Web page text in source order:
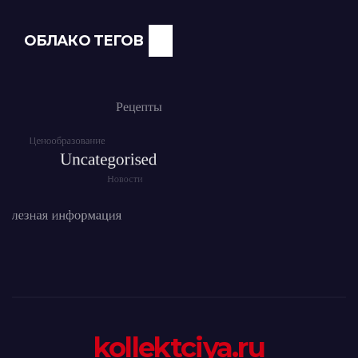
ОБЛАКО ТЕГОВ
kollektciya.ru